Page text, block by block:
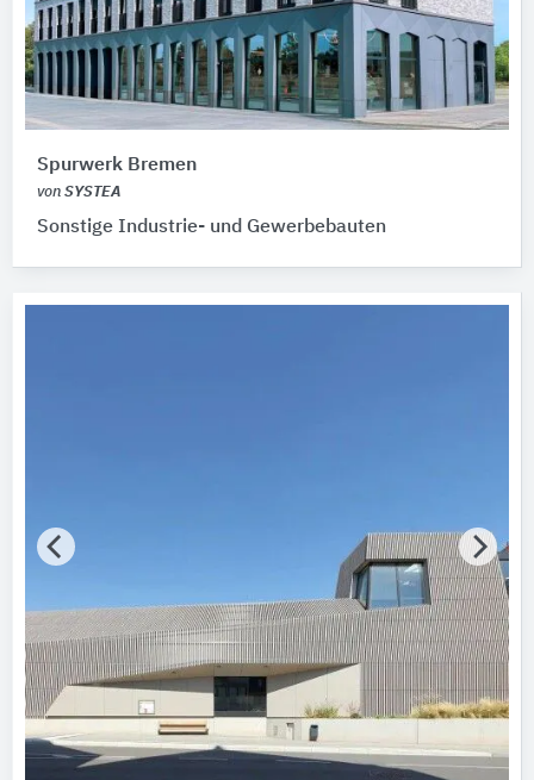
Spurwerk Bremen
von SYSTEA
Sonstige Industrie- und Gewerbebauten